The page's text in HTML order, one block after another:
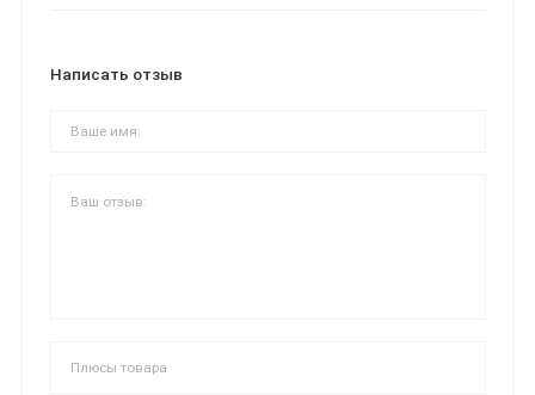
Написать отзыв